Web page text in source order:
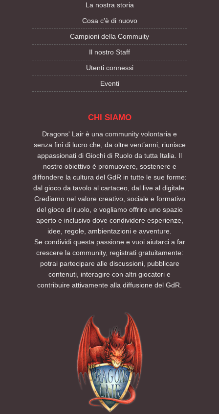
La nostra storia
Cosa c'è di nuovo
Campioni della Commuity
Il nostro Staff
Utenti connessi
Eventi
CHI SIAMO
Dragons' Lair è una community volontaria e
senza fini di lucro che, da oltre vent’anni, riunisce
appassionati di Giochi di Ruolo da tutta Italia. Il
nostro obiettivo è promuovere, sostenere e
diffondere la cultura del GdR in tutte le sue forme:
dal gioco da tavolo al cartaceo, dal live al digitale.
Crediamo nel valore creativo, sociale e formativo
del gioco di ruolo, e vogliamo offrire uno spazio
aperto e inclusivo dove condividere esperienze,
idee, regole, ambientazioni e avventure.
Se condividi questa passione e vuoi aiutarci a far
crescere la community, registrati gratuitamente:
potrai partecipare alle discussioni, pubblicare
contenuti, interagire con altri giocatori e
contribuire attivamente alla diffusione del GdR.